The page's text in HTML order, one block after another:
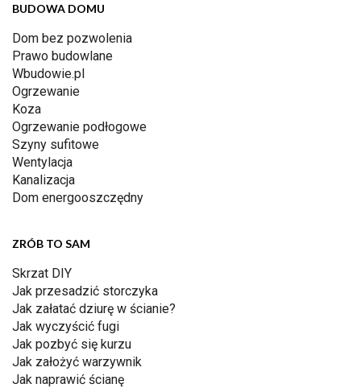
BUDOWA DOMU
Dom bez pozwolenia
Prawo budowlane
Wbudowie.pl
Ogrzewanie
Koza
Ogrzewanie podłogowe
Szyny sufitowe
Wentylacja
Kanalizacja
Dom energooszczędny
ZRÓB TO SAM
Skrzat DIY
Jak przesadzić storczyka
Jak załatać dziurę w ścianie?
Jak wyczyścić fugi
Jak pozbyć się kurzu
Jak założyć warzywnik
Jak naprawić ścianę